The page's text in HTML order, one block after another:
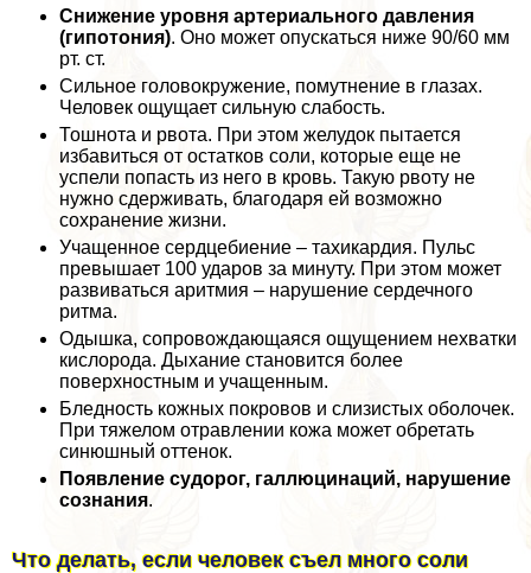
Снижение уровня артериального давления
(гипотония). Оно может опускаться ниже 90/60 мм
рт. ст.
Сильное головокружение, помутнение в глазах.
Человек ощущает сильную слабость.
Тошнота и рвота. При этом желудок пытается
избавиться от остатков соли, которые еще не
успели попасть из него в кровь. Такую рвоту не
нужно сдерживать, благодаря ей возможно
сохранение жизни.
Учащенное сердцебиение – тахикардия. Пульс
превышает 100 ударов за минуту. При этом может
развиваться аритмия – нарушение сердечного
ритма.
Одышка, сопровождающаяся ощущением нехватки
кислорода. Дыхание становится более
поверхностным и учащенным.
Бледность кожных покровов и слизистых оболочек.
При тяжелом отравлении кожа может обретать
синюшный оттенок.
Появление судорог, галлюцинаций, нарушение
сознания.
Что делать, если человек съел много соли